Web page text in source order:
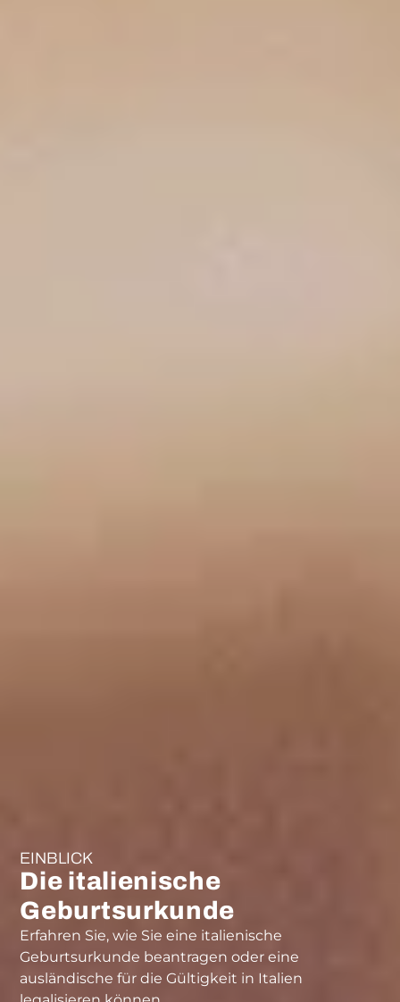
EINBLICK
Die italienische
Geburtsurkunde
Erfahren Sie, wie Sie eine italienische
Geburtsurkunde beantragen oder eine
ausländische für die Gültigkeit in Italien